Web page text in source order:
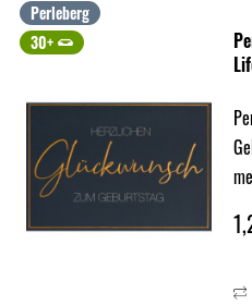
Perleberg
30+